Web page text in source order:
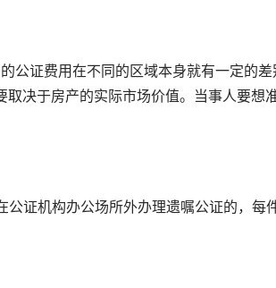
证费用在不同的区域本身就有一定的差
决于房产的实际市场价值。当事人要想
证机构办公场所外办理遗嘱公证的，每